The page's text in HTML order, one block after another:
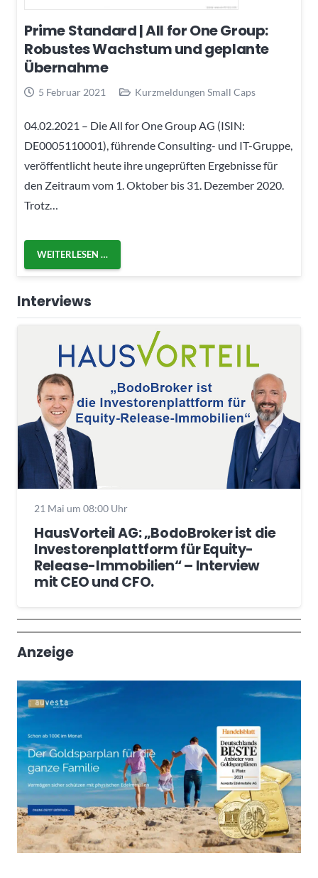
Prime Standard | All for One Group:
Robustes Wachstum und geplante
Übernahme
5 Februar 2021 Kurzmeldungen Small Caps
04.02.2021 – Die All for One Group AG (ISIN:
DE0005110001), führende Consulting- und IT-Gruppe,
veröffentlicht heute ihre ungeprüften Ergebnisse für
den Zeitraum vom 1. Oktober bis 31. Dezember 2020.
Trotz…
WEITERLESEN …
Interviews
21 Mai um 08:00 Uhr
HausVorteil AG: „BodoBroker ist die
Investorenplattform für Equity-
Release-Immobilien“ – Interview
mit CEO und CFO.
Wochenrückblick
Trendthemen
Anzeige